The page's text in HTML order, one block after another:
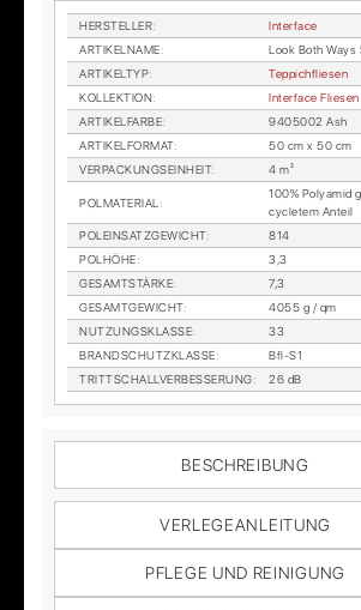
HER­STEL­LER:
In­ter­face
AR­TI­KEL­NA­ME:
Look Both Ways
AR­TI­KEL­TYP:
Tep­pich­flie­sen
KOL­LEK­TI­ON:
In­ter­face Flie­sen
AR­TI­KEL­FAR­BE:
9405002 Ash
AR­TI­KEL­FOR­MAT:
50 cm x 50 cm
VER­PA­CKUNGS­EIN­HEIT: 4 m²
POL­MA­TE­RI­AL :
100% Po­ly­amid
cy­cle­tem An­teil
POL­EIN­SATZ­GE­WICHT:
814
POL­HÖ­HE:
3,3
GE­SAMT­STÄR­KE:
7,3
GE­SAMT­GE­WICHT:
4055 g / qm
NUT­ZUNGS­KLAS­SE:
33
BRAND­SCHUTZ­KLAS­SE:
Bfl-S1
TRITT­SCHALL­VER­BES­SE­RUNG: 26 dB
BESCHREIBUNG
VERLEGEANLEITUNG
PFLEGE UND REINIGUNG